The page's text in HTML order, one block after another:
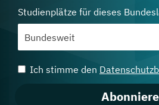
Studienplätze für dieses
Ich stimme den